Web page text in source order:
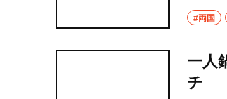
しのぎ
#両国
一人
チ